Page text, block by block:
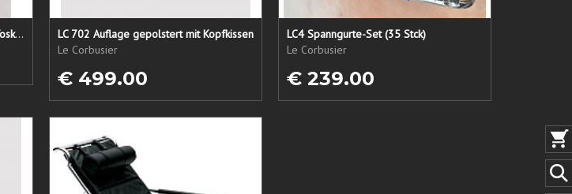
Lederpflege-Set ein Gruß aus der Toskana...
LC 702 Auflage gepolstert mit Kopfkissen
Le Corbusier
€ 499.00
LC4 Spanngurte-Set (35 Stck)
Le Corbusier
€ 239.00